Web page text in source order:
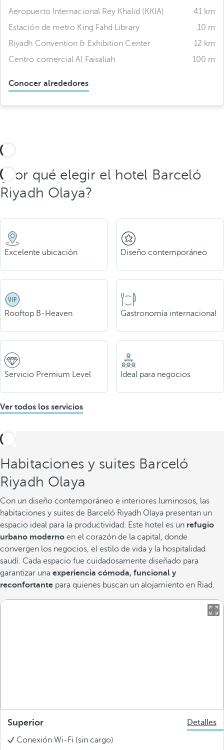
Aeropuerto Internacional Rey Khalid (KKIA)
41 km
Estación de metro King Fahd Library
10 m
Riyadh Convention & Exhibition Center
12 km
Centro comercial Al Faisaliah
100 m
Conocer alrededores
¿Por qué elegir el hotel Barceló
Riyadh Olaya?
Excelente ubicación Diseño contemporáneo
Rooftop B-Heaven Gastronomía internacional
Servicio Premium Level Ideal para negocios
Ver todos los servicios
Habitaciones y suites Barceló
Riyadh Olaya
Con un diseño contemporáneo e interiores luminosos, las
habitaciones y suites de Barceló Riyadh Olaya presentan un
espacio ideal para la productividad. Este hotel es un refugio
urbano moderno en el corazón de la capital, donde
convergen los negocios, el estilo de vida y la hospitalidad
saudí. Cada espacio fue cuidadosamente diseñado para
garantizar una experiencia cómoda, funcional y
reconfortante para quienes buscan un alojamiento en Riad.
Superior
Detalles
Conexión Wi-Fi (sin cargo)